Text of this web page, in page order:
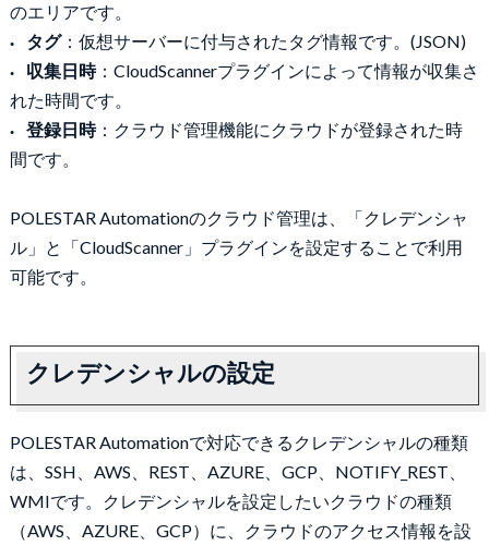
のエリアです。
タグ：仮想サーバーに付与されたタグ情報です。(JSON)
収集日時：CloudScannerプラグインによって情報が収集さ
れた時間です。
登録日時：クラウド管理機能にクラウドが登録された時
間です。
POLESTAR Automationのクラウド管理は、「クレデンシャ
ル」と「CloudScanner」プラグインを設定することで利用
可能です。
クレデンシャルの設定
POLESTAR Automationで対応できるクレデンシャルの種類
は、SSH、AWS、REST、AZURE、GCP、NOTIFY_REST、
WMIです。クレデンシャルを設定したいクラウドの種類
（AWS、AZURE、GCP）に、クラウドのアクセス情報を設